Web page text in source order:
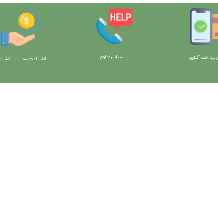
پرداخت آنلاین پشتیبانی مداوم 48 ساعت ضمانت بازگش ت